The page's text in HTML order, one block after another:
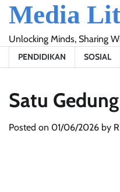
Skip
content
Media
Unlocking Minds, Sharing
PENDIDIKAN SOSIAL
Satu
Posted on 01/06/2026 by